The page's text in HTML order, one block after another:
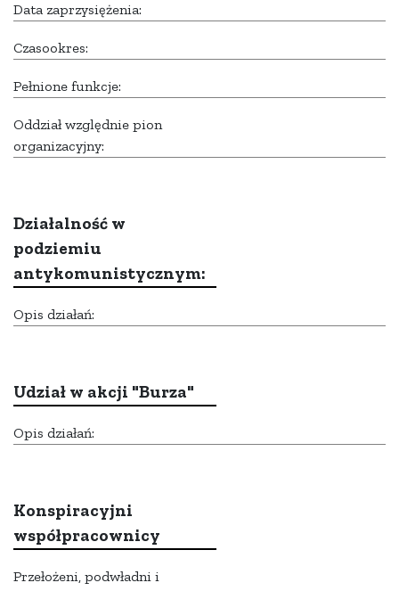
Data zaprzysiężenia:
Czasookres:
Pełnione funkcje:
Oddział względnie pion
organizacyjny:
Działalność w
podziemiu
antykomunistycznym:
Opis działań:
Udział w akcji "Burza"
Opis działań:
Konspiracyjni
współpracownicy
Przełożeni, podwładni i